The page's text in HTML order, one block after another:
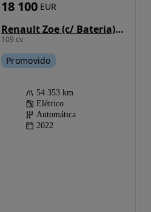
Renault Zoe (c/ Bateria) Limited 50
109 cv
18 100 EUR
Promovido
54 353 km
Elétrico
Automática
2022